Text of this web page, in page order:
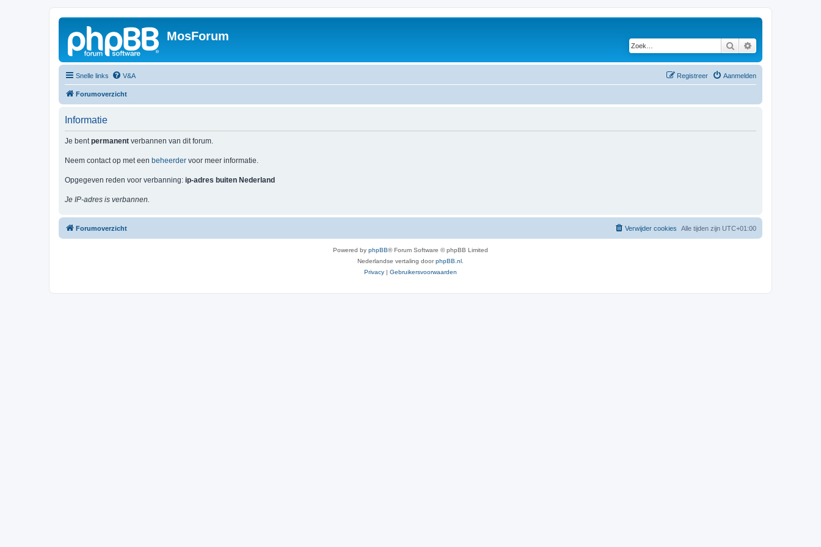
MosForum
Zoek
Snelle links V&A Aanmelden
Registreer
Forumoverzicht
Informatie
Je bentpermanent verbannen van dit forum.
Neem contact op met een beheerder voor meer informatie.
Opgegeven reden voor verbanning: ip-adres buiten Nederland
Je IP-adres is verbannen.
Forumoverzicht Alle tijden zijn UTC+01:00
Verwijder cookies
Powered by phpBB® Forum Software © phpBB Limited
Nederlandse vertaling doorphpBB.nl
Privacy | Gebruikersvoorwaarden